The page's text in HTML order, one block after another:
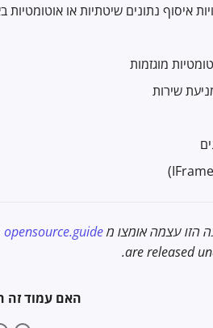
איסוף נתונים שיטתיות או
מוגזמות
שירות
הזו עצמה אומצו מopensource.guide
are released
.
האם עמוד זה